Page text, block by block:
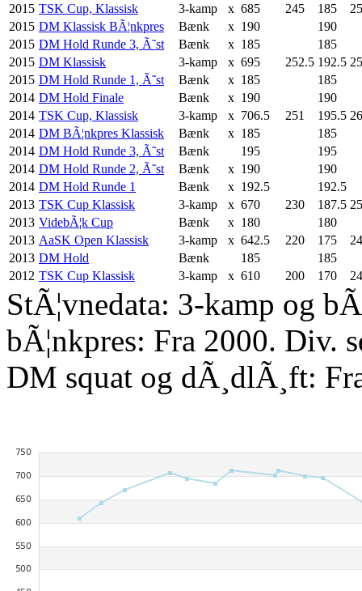
2015 TSK Cup, Klassisk 3-kamp x 685 245 185
2015 DM Klassisk BÃ¦nkpres Bænk x 190
190
2015 DM Hold Runde 3, Ã˜st Bænk x 185
185
2015 DM Klassisk 3-kamp x 695 252.5 192.5
2015 DM Hold Runde 1, Ã˜st Bænk x 185
185
2014 DM Hold Finale Bænk x 190
190
2014 TSK Cup, Klassisk 3-kamp x 706.5 251 195.5
2014 DM BÃ¦nkpres Klassisk Bænk x 185
185
2014 DM Hold Runde 3, Ã˜st Bænk 195
195
2014 DM Hold Runde 2, Ã˜st Bænk x 190
190
2014 DM Hold Runde 1 Bænk x 192.5
192.5
2013 TSK Cup Klassisk 3-kamp x 670 230 187.5
2013 VidebÃ¦k Cup Bænk x 180
180
2013 AaSK Open Klassisk 3-kamp x 642.5 220 175
2013 DM Hold Bænk 185
185
2012 TSK Cup Klassisk 3-kamp x 610 200 170
StÃ¦vnedata: 3-kamp og
bÃ¦nkpres: Fra 2000. Div.
DM squat og dÃ¸dlÃ¸ft: